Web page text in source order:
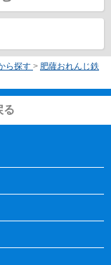
ら探す > 肥薩おれんじ鉄
る